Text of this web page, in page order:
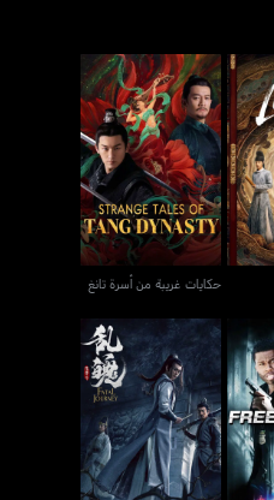
حكايات غريبة من أسرة تانغ
حكايات غريبة من أسرة تانغ
فاتال جيرني